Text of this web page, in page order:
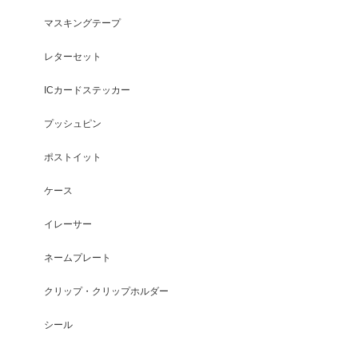
マスキングテープ
レターセット
ICカードステッカー
プッシュピン
ポストイット
ケース
イレーサー
ネームプレート
クリップ・クリップホルダー
シール